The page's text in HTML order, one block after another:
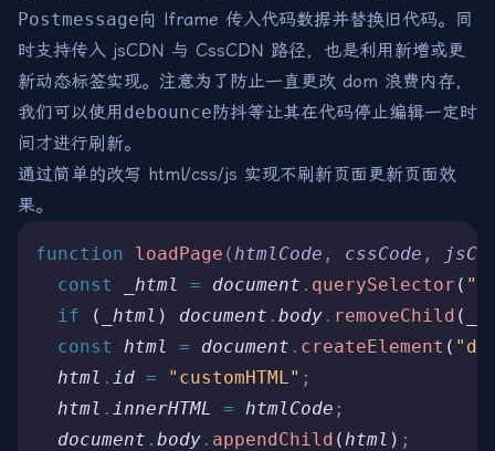
Postmessage向 Iframe 传入代码数据并替换旧代码。同
时支持传入 jsCDN 与 CssCDN 路径，也是利用新增或更
新动态标签实现。注意为了防止一直更改 dom 浪费内存，
我们可以使用 debounce防抖等让其在代码停止编辑一定时
间才进行刷新。
通过简单的改写 html/css/js 实现不刷新页面更新页面效
果。
function loadPage (htmlCode , cssCode ,
  const
_html = document . querySelector (
  if
( _html ) document . body . removeChild (
  const
html = document . createElement (
  html
. id = "customHTML" ;
  html
. innerHTML = htmlCode ;
  document
. body . appendChild (html ) ;